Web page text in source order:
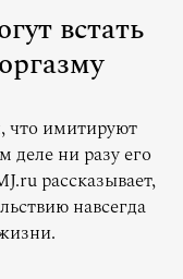
встать
имитируют
деле ни разу его
рассказывает,
навсегда